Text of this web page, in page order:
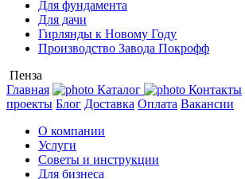
Для фундамента
Для дачи
Гирлянды к Новому Году
Производство Завода Покрофф
Пенза
Главная
Каталог Контакты
проекты Блог Доставка Оплата Вакансии
О компании
Услуги
Советы и инструкции
Для бизнеса